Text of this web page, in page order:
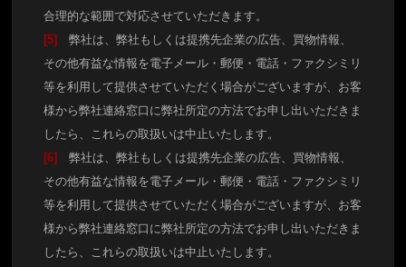
合理的な範囲で対応させていただきます。
[5]
弊社は、弊社もしくは提携先企業の広告、買物情報、
その他有益な情報を電子メール・郵便・電話・ファクシミリ
等を利用して提供させていただく場合がございますが、お客
様から弊社連絡窓口に弊社所定の方法でお申し出いただきま
したら、これらの取扱いは中止いたします。
[6]
弊社は、弊社もしくは提携先企業の広告、買物情報、
その他有益な情報を電子メール・郵便・電話・ファクシミリ
等を利用して提供させていただく場合がございますが、お客
様から弊社連絡窓口に弊社所定の方法でお申し出いただきま
したら、これらの取扱いは中止いたします。